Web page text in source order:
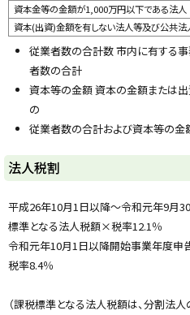
資本金等の金額が1,000万円以下である法人
資本(出資)金額を有しない法人等及び公共法
従業者数の合計数 市内に有する
者数の合計
資本等の金額 資本の金額または
の
従業者数の合計および資本等の金
ト
ッ
プ
に
戻
る
法人税割
平成26年10月1日以降～令和元年9月
標準となる法人税額×税率12.1％
令和元年10月1日以降開始事業年度申
税率8.4％
（課税標準となる法人税額は、分割法